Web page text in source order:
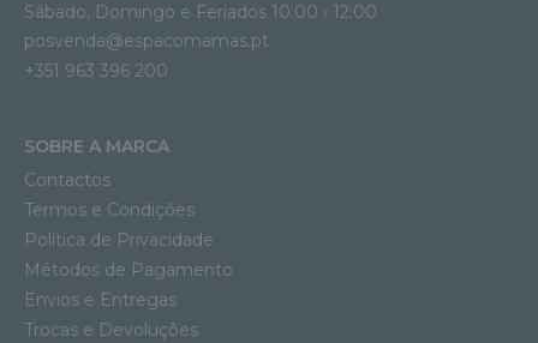
Sábado, Domingo e Feriados 10:00 › 12:00
posvenda@espacomamas.pt
+351 963 396 200
SOBRE A MARCA
Contactos
Termos e Condições
Política de Privacidade
Métodos de Pagamento
Envios e Entregas
Trocas e Devoluções